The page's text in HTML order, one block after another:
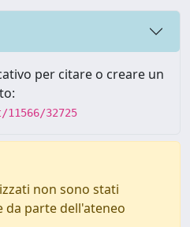
per citare o creare un
32725
non sono stati
da parte dell'ateneo